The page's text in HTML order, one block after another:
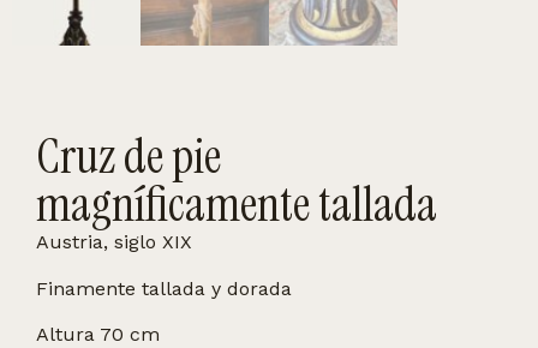
Cruz de pie
magníficamente tallada
Austria, siglo XIX
Finamente tallada y dorada
Altura 70 cm